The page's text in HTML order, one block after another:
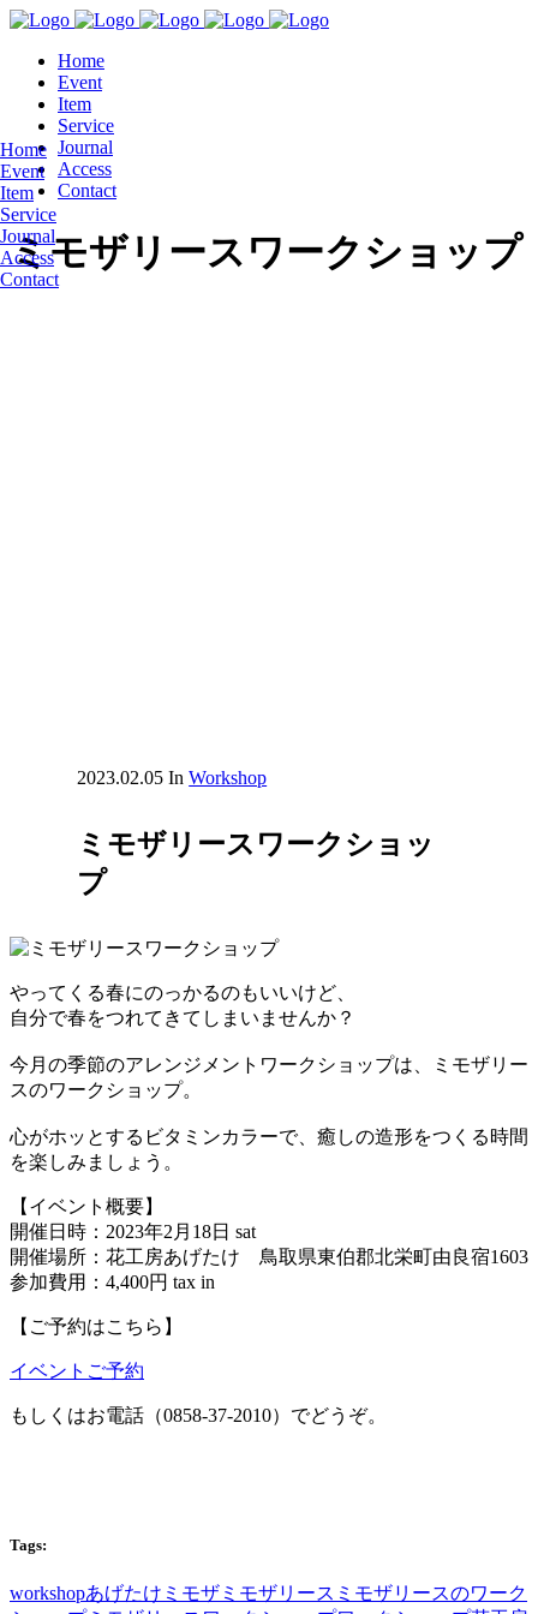
Home
Event
Item
Service
Journal
Access
Contact
Home
Event
Item
Service
Journal
Access
Contact
ミモザリースワークショップ
2023.02.05 In Workshop
ミモザリースワークショッ
プ
やってくる春にのっかるのもいいけど、
自分で春をつれてきてしまいませんか？
今月の季節のアレンジメントワークショップは、ミモザリー
スのワークショップ。
心がホッとするビタミンカラーで、癒しの造形をつくる時間
を楽しみましょう。
【イベント概要】
開催日時：2023年2月18日 sat
開催場所：花工房あげたけ 鳥取県東伯郡北栄町由良宿1603
参加費用：4,400円 tax in
【ご予約はこちら】
イベントご予約
もしくはお電話（0858-37-2010）でどうぞ。
Tags:
workshopあげたけ ミモザ ミモザリース ミモザリースのワーク